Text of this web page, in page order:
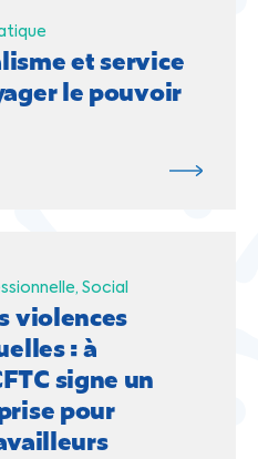
et service
le pouvoir
Social
violences
: à
signe un
pour